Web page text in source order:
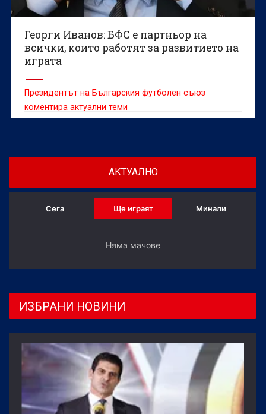
Георги Иванов: БФС е партньор на
всички, които работят за развитието на
играта
Президентът на Българския футболен съюз
коментира актуални теми
АКТУАЛНО
Сега Ще играят Минали
Няма мачове
ИЗБРАНИ НОВИНИ